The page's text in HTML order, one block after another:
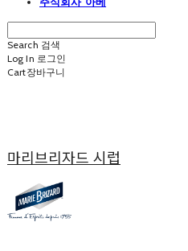
Search 검색
Log In 로그인
Cart장바구니
마리브리자드 시럽